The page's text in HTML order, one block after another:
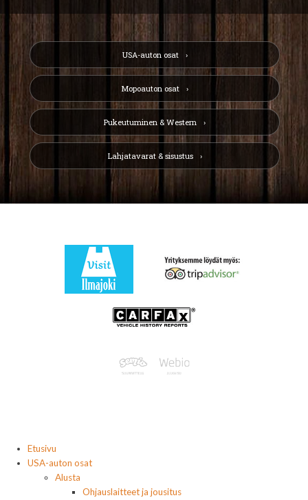
USA-auton osat
Mopoauton osat
Pukeutuminen & Western
Lahjatavarat & sisustus
Etusivu
USA-auton osat
Alusta
Ohjauslaitteet ja jousitus